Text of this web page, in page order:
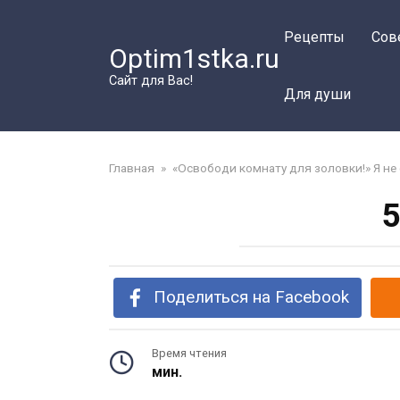
Optim1stka.ru
Сайт для Вас!
Рецепты
Для души
Главная » «Освободи комнату для золовки!» Я
Поделиться на Facebook
Время чтения
мин.